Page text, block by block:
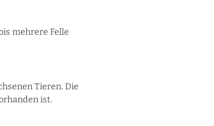
mehrere Felle
Tieren. Die
ist.